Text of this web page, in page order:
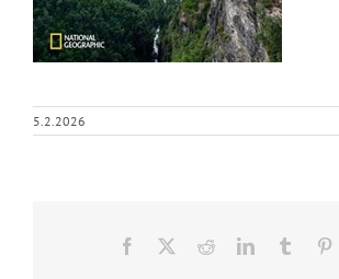
5.2.2026
Facebook RedditLinkedInTumblr